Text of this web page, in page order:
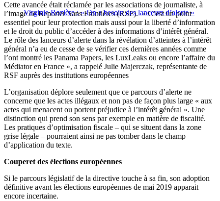
Virginie Rozière : « On a besoin des lanceurs d’alerte »
Cette avancée était réclamée par les associations de journaliste, à
l’image de Reporter Sans Frontières (RSF). « C’est un point
essentiel pour leur protection mais aussi pour la liberté d’information
et le droit du public d’accéder à des informations d’intérêt général.
Le rôle des lanceurs d’alerte dans la révélation d’atteintes à l’intérêt
général n’a eu de cesse de se vérifier ces dernières années comme
l’ont montré les Panama Papers, les LuxLeaks ou encore l’affaire du
Médiator en France », a rappelé Julie Majerczak, représentante de
RSF auprès des institutions européennes
L’organisation déplore seulement que ce parcours d’alerte ne
concerne que les actes illégaux et non pas de façon plus large « aux
actes qui menacent ou portent préjudice à l’intérêt général ». Une
distinction qui prend son sens par exemple en matière de fiscalité.
Les pratiques d’optimisation fiscale – qui se situent dans la zone
grise légale – pourraient ainsi ne pas tomber dans le champ
d’application du texte.
Couperet des élections européennes
Si le parcours législatif de la directive touche à sa fin, son adoption
définitive avant les élections européennes de mai 2019 apparait
encore incertaine.